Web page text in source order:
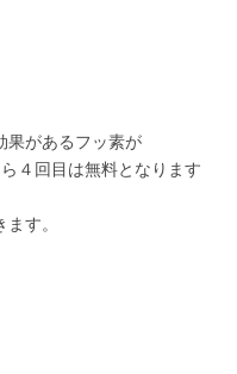
果があるフッ素が
４回目は無料となります
す。